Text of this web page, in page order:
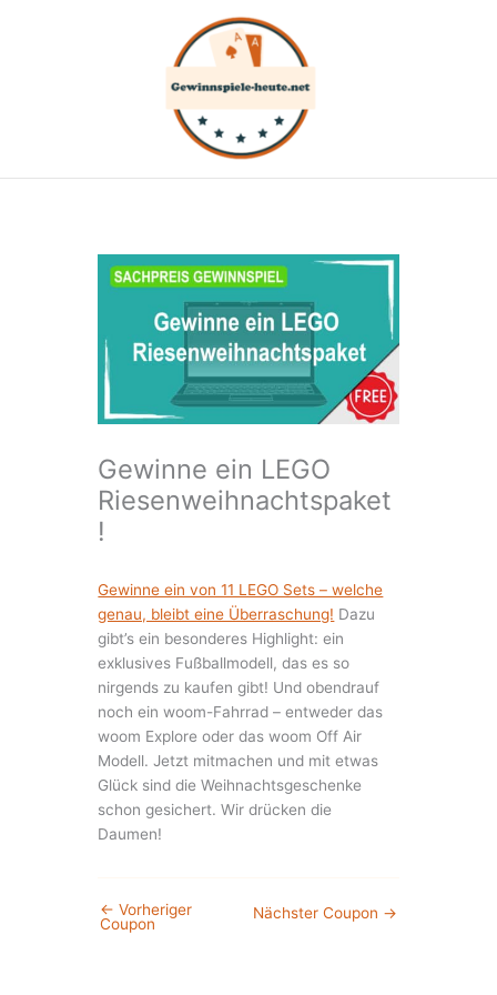
Gewinne ein LEGO
Riesenweihnachtspaket
!
Gewinne ein von 11 LEGO Sets – welche
genau, bleibt eine Überraschung! Dazu
gibt’s ein besonderes Highlight: ein
exklusives Fußballmodell, das es so
nirgends zu kaufen gibt! Und obendrauf
noch ein woom-Fahrrad – entweder das
woom Explore oder das woom Off Air
Modell. Jetzt mitmachen und mit etwas
Glück sind die Weihnachtsgeschenke
schon gesichert. Wir drücken die
Daumen!
← Vorheriger
Coupon
Nächster Coupon →